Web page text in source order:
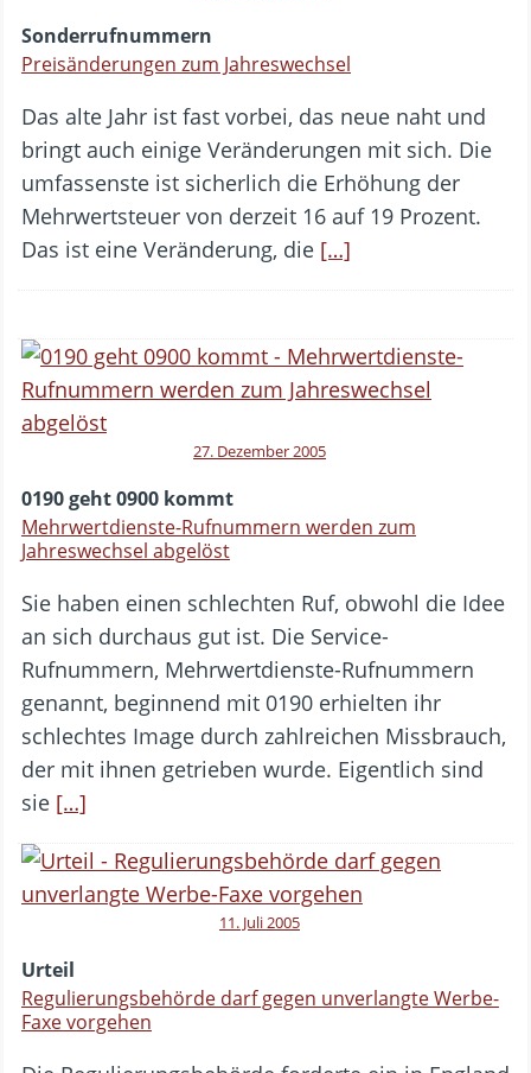
Sonderrufnummern
Preisänderungen zum Jahreswechsel
Das alte Jahr ist fast vorbei, das neue naht und
bringt auch einige Veränderungen mit sich. Die
umfassenste ist sicherlich die Erhöhung der
Mehrwertsteuer von derzeit 16 auf 19 Prozent.
Das ist eine Veränderung, die […]
27. Dezember 2005
0190 geht 0900 kommt
Mehrwertdienste-Rufnummern werden zum
Jahreswechsel abgelöst
Sie haben einen schlechten Ruf, obwohl die Idee
an sich durchaus gut ist. Die Service-
Rufnummern, Mehrwertdienste-Rufnummern
genannt, beginnend mit 0190 erhielten ihr
schlechtes Image durch zahlreichen Missbrauch,
der mit ihnen getrieben wurde. Eigentlich sind
sie […]
11. Juli 2005
Urteil
Regulierungsbehörde darf gegen unverlangte Werbe-
Faxe vorgehen